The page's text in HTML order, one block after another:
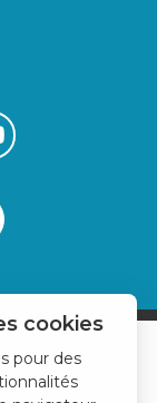
cookies
pour des